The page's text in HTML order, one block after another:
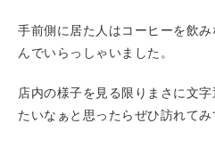
手前側に居た人はコーヒーを飲
んでいらっしゃいました。
店内の様子を見る限りまさに文
たいなぁと思ったらぜひ訪れてみ